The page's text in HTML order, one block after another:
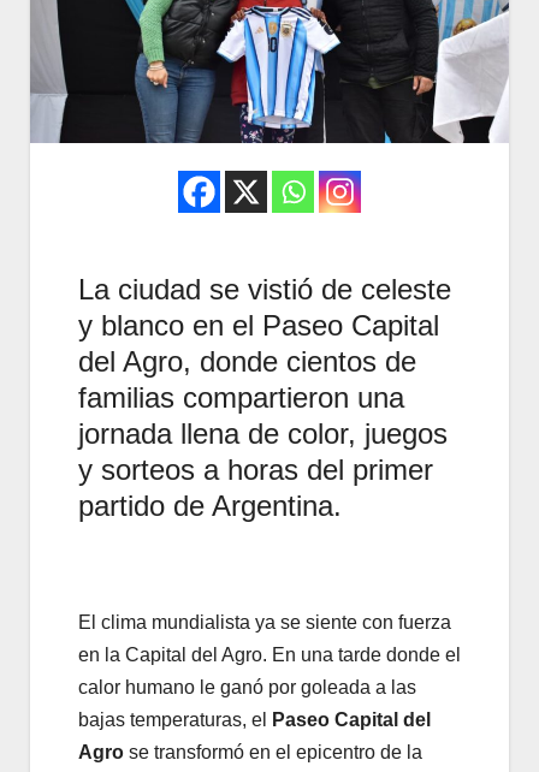
La ciudad se vistió de celeste
y blanco en el Paseo Capital
del Agro, donde cientos de
familias compartieron una
jornada llena de color, juegos
y sorteos a horas del primer
partido de Argentina.
El clima mundialista ya se siente con fuerza
en la Capital del Agro. En una tarde donde el
calor humano le ganó por goleada a las
bajas temperaturas, el
Paseo Capital del
Agro se transformó en el epicentro de la